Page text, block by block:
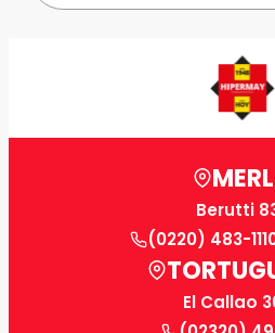
Berutti
(0220) 483-
El Callao